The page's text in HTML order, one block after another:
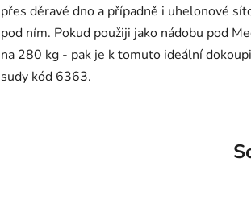
přes děravé dno a případně i uhelonové
pod ním. Pokud použiji jako nádobu pod
na 280 kg - pak je k tomuto ideální
sudy kód 6363.